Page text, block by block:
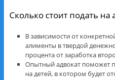
Сколько стоит подать
В зависимости от
алименты в твердой
процента от заработка
Опытный адвокат поможет
на детей, в котором будет